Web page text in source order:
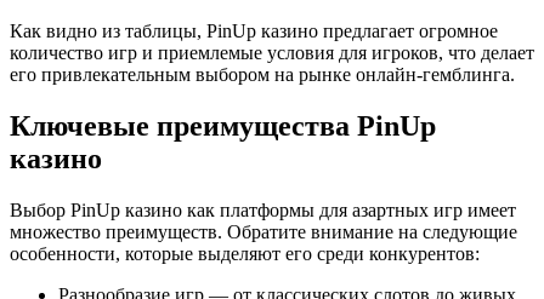
Как видно из таблицы, PinUp казино предлагает огромное
количество игр и приемлемые условия для игроков, что делает
его привлекательным выбором на рынке онлайн-гемблинга.
Ключевые преимущества PinUp
казино
Выбор PinUp казино как платформы для азартных игр имеет
множество преимуществ. Обратите внимание на следующие
особенности, которые выделяют его среди конкурентов:
Разнообразие игр — от классических слотов до живых